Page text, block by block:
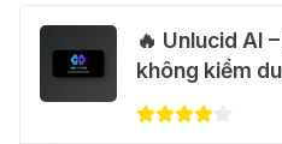
💃 Tạo video
Flow Motion
31 Thg 07 2026
🔥 Unlucid AI
không kiểm